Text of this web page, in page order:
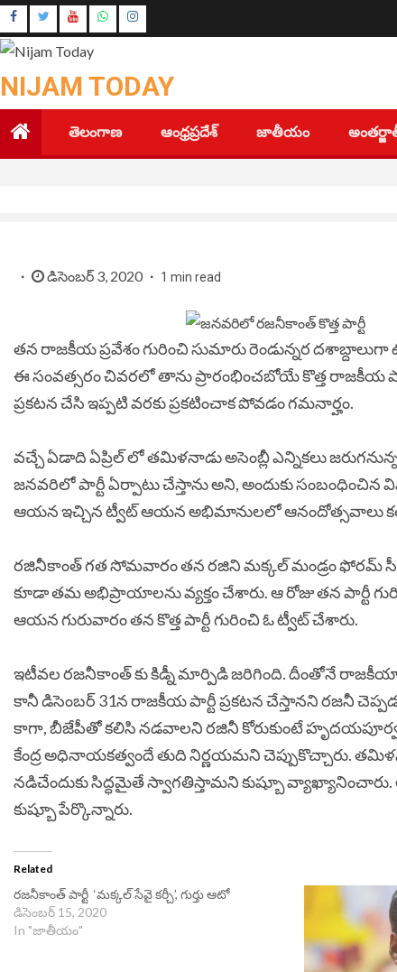
Skip
to
content
Youtube
Instagram
NIJAM TODAY
తెలంగాణ ఆంధ్రప్రదేశ్ జాతీయం
డిసెంబర్ 3, 2020 1 min read
తన రాజకీయ ప్రవేశం గురించి సుమారు రెండున్నర
ఈ సంవత్సరం చివరలో తాను ప్రారంభించబోయే కొత్త రాజకీయ
ప్రకటన చేసి ఇప్పటి వరకు ప్రకటించాక పోవడం గమనార్హం.
వచ్చే ఏడాది ఏప్రిల్ లో తమిళనాడు అసెంబ్లీ ఎన్నికలు
జనవరిలో పార్టీ ఏర్పాటు చేస్తాను అని, అందుకు సంబంధించిన
ఆయన ఇచ్చిన ట్వీట్ ఆయన అభిమానులలో ఆనందోత్సవాలు
రజినీకాంత్ గత సోమవారం తన రజిని మక్కల్ మండ్రం ఫోరమ్
కూడా తమ అభిప్రాయాలను వ్యక్తం చేశారు. ఆ రోజు తన పార్టీ
ఆయన గురువారం తన కొత్త పార్టీ గురించి ఓ ట్వీట్ చేశారు.
ఇటీవల రజనీకాంత్ కు కిడ్నీ మార్పిడి జరిగింది. దీంతోనే
కానీ డిసెంబర్ 31న రాజకీయ పార్టీ ప్రకటన చేస్తానని రజనీ
కాగా, బీజేపీతో కలిసి నడవాలని రజినీ కోరుకుంటే
కేంద్ర అధినాయకత్వందే తుది నిర్ణయమని చెప్పుకొచ్చారు.
నడిచేందుకు సిద్ధమైతే స్వాగతిస్తామని కుష్బూ
కుష్బూ పేర్కొన్నారు.
Related
రజనీకాంత్‌ పార్టీ ‘మక్కల్ సేవై కర్చీ’, గుర్తు ఆటో
డిసెంబర్ 15, 2020
In "జాతీయం"